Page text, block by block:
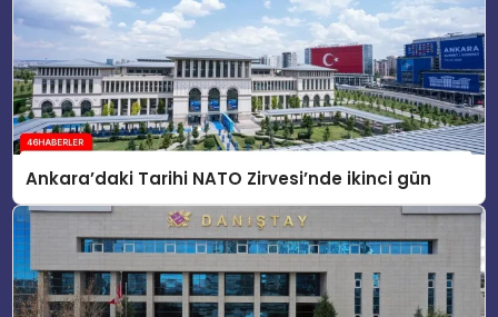
Ankara’daki Tarihi NATO Zirvesi’nde ikinci gün